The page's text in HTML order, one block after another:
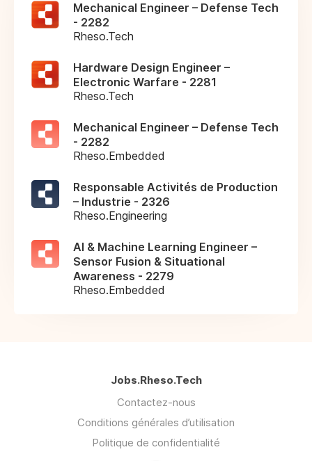
Mechanical Engineer – Defense Tech
- 2282
Rheso.Tech
Hardware Design Engineer –
Electronic Warfare - 2281
Rheso.Tech
Mechanical Engineer – Defense Tech
- 2282
Rheso.Embedded
Responsable Activités de Production
– Industrie - 2326
Rheso.Engineering
AI & Machine Learning Engineer –
Sensor Fusion & Situational
Awareness - 2279
Rheso.Embedded
Jobs.Rheso.Tech
Contactez-nous
Conditions générales d’utilisation
Politique de confidentialité